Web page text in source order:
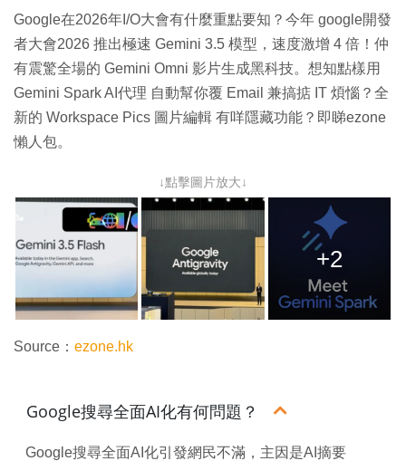
Google在2026年I/O大會有什麼重點要知？今年 google開發
者大會2026 推出極速 Gemini 3.5 模型，速度激增 4 倍！仲
有震驚全場的 Gemini Omni 影片生成黑科技。想知點樣用
Gemini Spark AI代理 自動幫你覆 Email 兼搞掂 IT 煩惱？全
新的 Workspace Pics 圖片編輯 有咩隱藏功能？即睇ezone
懶人包。
↓點擊圖片放大↓
+2
Source： ezone.hk
Google搜尋全面AI化有何問題？
Google搜尋全面AI化引發網民不滿，主因是AI摘要